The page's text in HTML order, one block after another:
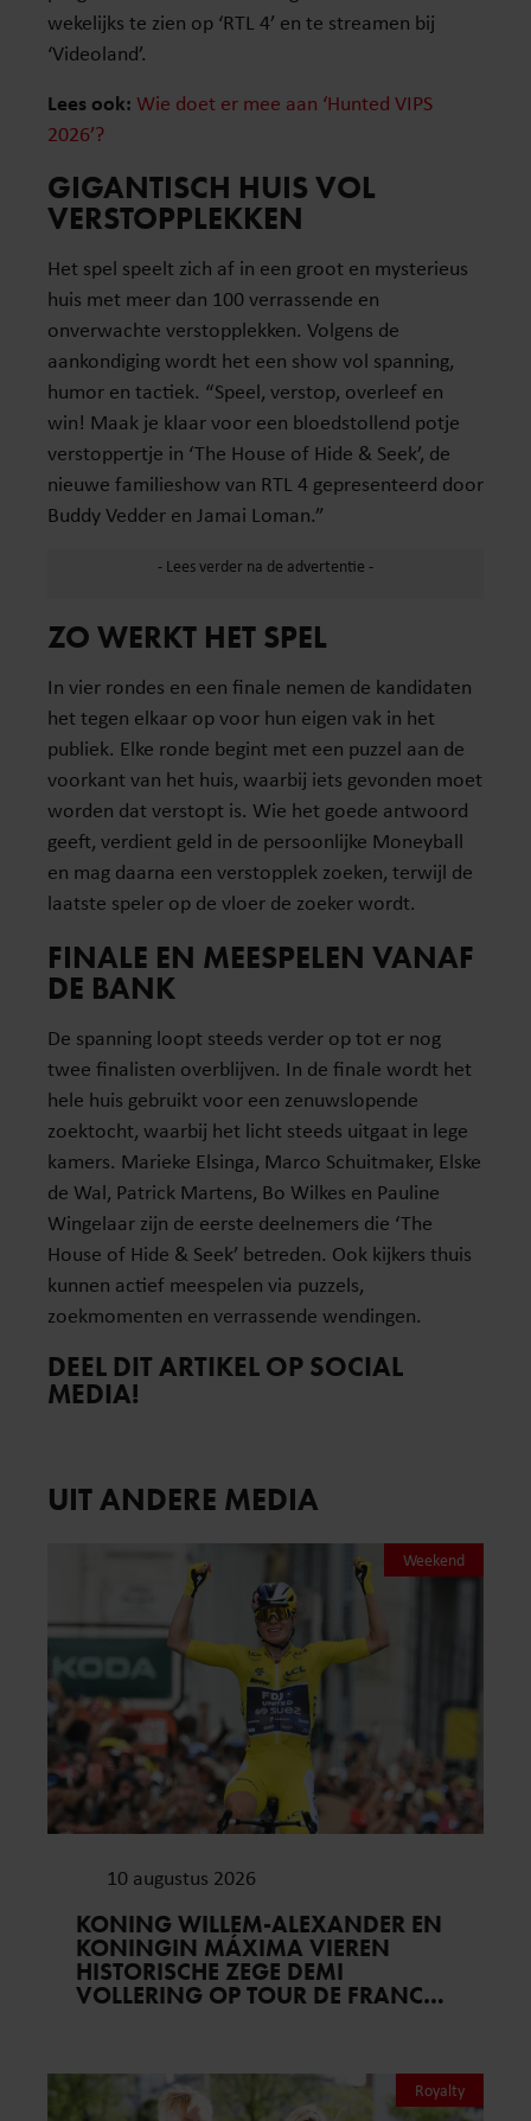
wekelijks te zien op ‘RTL 4’ en te streamen bij
‘Videoland’.
Lees ook: Wie doet er mee aan ‘Hunted VIPS
2026’?
GIGANTISCH HUIS VOL
VERSTOPPLEKKEN
Het spel speelt zich af in een groot en mysterieus
huis met meer dan 100 verrassende en
onverwachte verstopplekken. Volgens de
aankondiging wordt het een show vol spanning,
humor en tactiek. “Speel, verstop, overleef en
win! Maak je klaar voor een bloedstollend potje
verstoppertje in ‘The House of Hide & Seek’, de
nieuwe familieshow van RTL 4 gepresenteerd door
Buddy Vedder en Jamai Loman.”
ZO WERKT HET SPEL
In vier rondes en een finale nemen de kandidaten
het tegen elkaar op voor hun eigen vak in het
publiek. Elke ronde begint met een puzzel aan de
voorkant van het huis, waarbij iets gevonden moet
worden dat verstopt is. Wie het goede antwoord
geeft, verdient geld in de persoonlijke Moneyball
en mag daarna een verstopplek zoeken, terwijl de
laatste speler op de vloer de zoeker wordt.
FINALE EN MEESPELEN VANAF
DE BANK
De spanning loopt steeds verder op tot er nog
twee finalisten overblijven. In de finale wordt het
hele huis gebruikt voor een zenuwslopende
zoektocht, waarbij het licht steeds uitgaat in lege
kamers. Marieke Elsinga, Marco Schuitmaker, Elske
de Wal, Patrick Martens, Bo Wilkes en Pauline
Wingelaar zijn de eerste deelnemers die ‘The
House of Hide & Seek’ betreden. Ook kijkers thuis
kunnen actief meespelen via puzzels,
zoekmomenten en verrassende wendingen.
DEEL DIT ARTIKEL OP SOCIAL
MEDIA!
UIT ANDERE MEDIA
Weekend
10 augustus 2026
KONING WILLEM-ALEXANDER EN
KONINGIN MÁXIMA VIEREN
HISTORISCHE ZEGE DEMI
VOLLERING OP TOUR DE FRANCE
Royalty